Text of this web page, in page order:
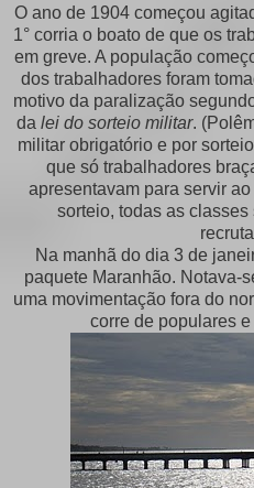
O ano de 1904 começou
1° corria o boato de que os
em greve. A população
dos trabalhadores foram
motivo da paralização
da lei do sorteio militar.
militar obrigatório e por
que só trabalhadores
apresentavam para servir
sorteio, todas as
Na manhã do dia 3 de
paquete Maranhão. Notava-
uma movimentação fora do
corre de populares